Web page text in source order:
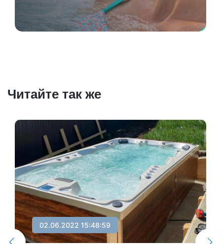
Читайте так же
02.06.2022 15:48:59